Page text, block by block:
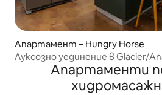
Апартамент – Hungry Horse
Луксозно уединение в Glacier/
Апартаменти